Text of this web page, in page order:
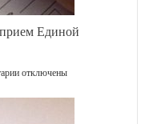
Единой
к
ГНС:
отключены